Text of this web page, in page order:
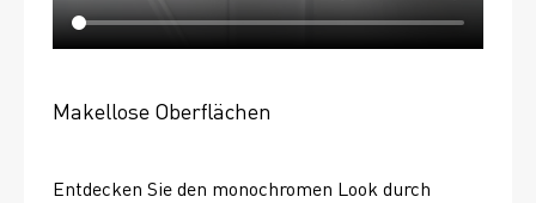
Makellose Oberflächen
Entdecken Sie den monochromen Look durch